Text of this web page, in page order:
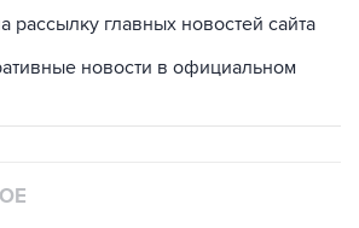
рассылку главных новостей сайта
новости в официальном